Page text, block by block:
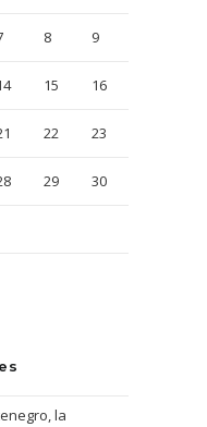
8 9
15 16
22 23
29 30
la